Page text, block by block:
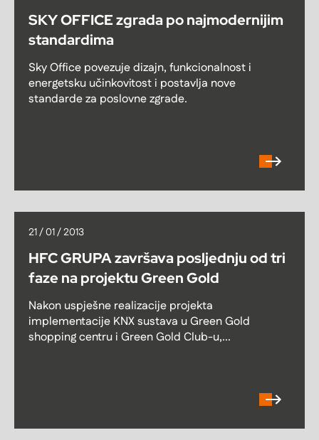
SKY OFFICE zgrada po najmodernijim
standardima
Sky Office povezuje dizajn, funkcionalnost i
energetsku učinkovitost i postavlja nove
standarde za poslovne zgrade.
21 / 01 / 2013
HFC GRUPA završava posljednju od tri
faze na projektu Green Gold
Nakon uspješne realizacije projekta
implementacije KNX sustava u Green Gold
shopping centru i Green Gold Club-u,...